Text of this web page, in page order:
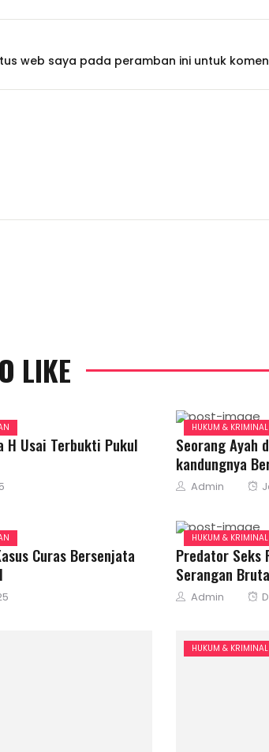
web saya pada peramban ini untuk
LIKE
H Usai Terbukti Pukul
HUKUM & KRIMINAL
Seorang Ayah
kandungnya
Author
Admin
Curas Bersenjata
HUKUM & KRIMINAL
Predator Seks
Serangan
Author
Admin
HUKUM & KRIMINAL